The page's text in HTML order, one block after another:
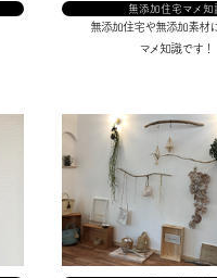
無添加住宅マメ知
無添加住宅や無添加素材
マメ知識です！